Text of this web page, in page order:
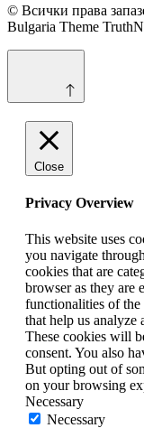
© Всички права
Bulgaria Theme
Close
Privacy Overview
This website uses
you navigate
cookies that are
browser as they are
functionalities of the
that help us analyze
These cookies will
consent. You also
But opting out of
on your browsing
Necessary
Necessary